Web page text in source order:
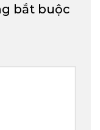
bắt buộc